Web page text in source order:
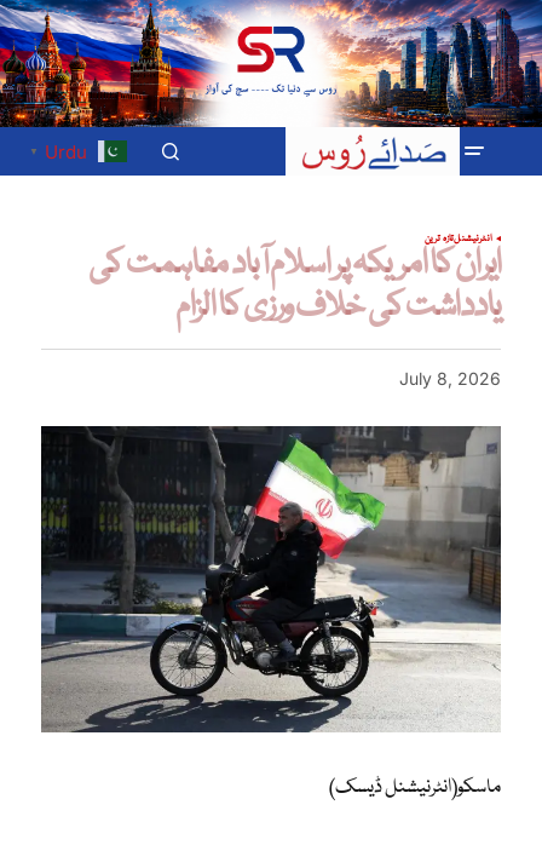
Urdu
▼
انٹرنیشنلتازہ ترین
ایران کا امریکہ پر اسلام آباد مفاہمت کی
یادداشت کی خلاف ورزی کا الزام
July 8, 2026
ماسکو(انٹرنیشنل ڈیسک)